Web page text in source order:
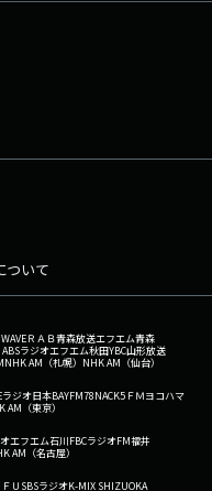
ついて
ＲＡＢ青森放送エフエム青森
ABSラジオエフエム秋田YBC山形放送
NHK AM（札幌） NHK AM（仙台）
ラジオ日本BAYFM78NACK5 ＦＭヨコハマ
AM（東京）
エフエム石川FBCラジオFM福井
AM（名古屋）
Ｕ SBSラジオK-MIX SHIZUOKA